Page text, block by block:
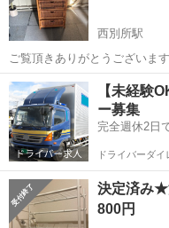
西別所駅
ご覧頂きありがとうございま
【商品説明】 ■仕様 ・メーカー：不明 ■状態 ・使用に伴う小傷や汚れ
はありますが、割れなどの大
です。 【お取引...
三重 桑名市 西別所駅
【未経験
ー募集
完全週休2日
ドライバーダイ
決定済み★
800円